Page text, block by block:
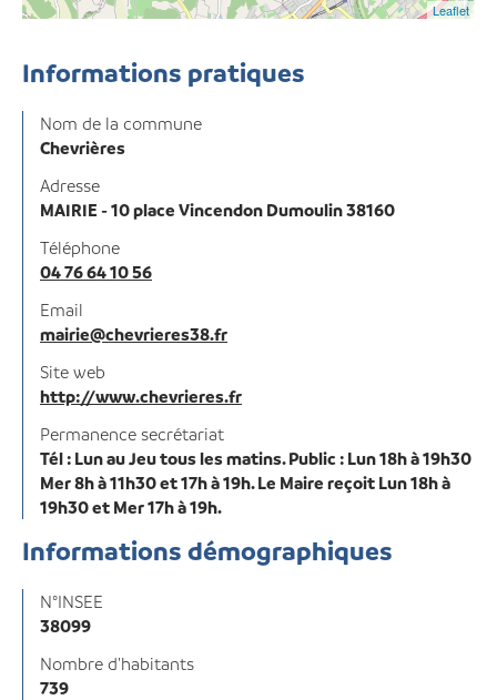
Leaflet
Informations pratiques
Nom de la commune
Chevrières
Adresse
MAIRIE - 10 place Vincendon Dumoulin 38160
Téléphone
04 76 64 10 56
Email
mairie@chevrieres38.fr
Site web
http://www.chevrieres.fr
Permanence secrétariat
Tél : Lun au Jeu tous les matins. Public : Lun 18h à 19h30
Mer 8h à 11h30 et 17h à 19h. Le Maire reçoit Lun 18h à
19h30 et Mer 17h à 19h.
Informations démographiques
N°INSEE
38099
Nombre d'habitants
739